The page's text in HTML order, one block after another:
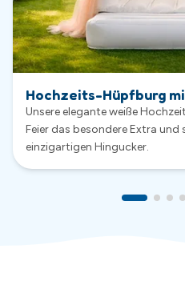
Warum
Sauber
werden nach jeder